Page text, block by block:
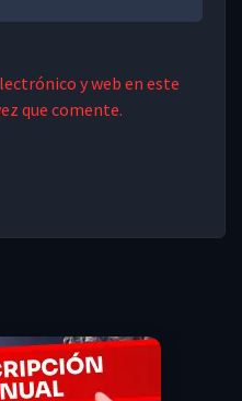
y web en este
que comente.